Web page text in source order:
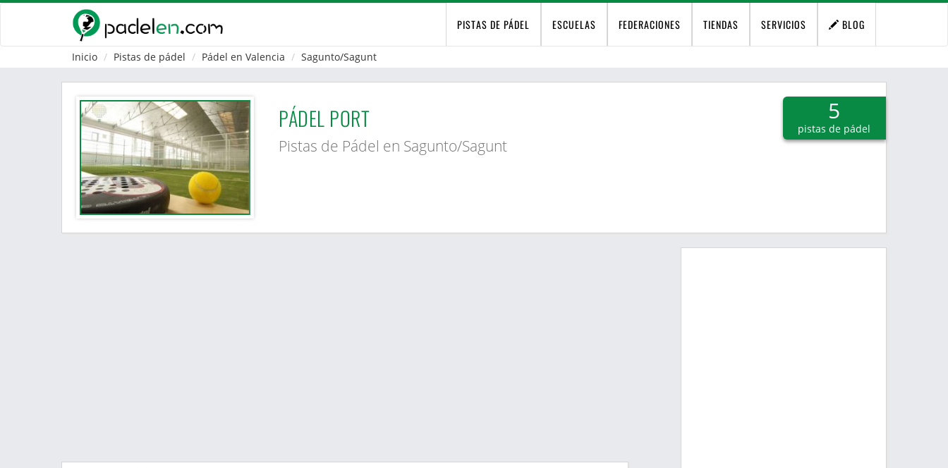
PISTAS DE PÁDEL ESCUELAS FEDERACIONES TIENDAS SERVICIOS BLOG
Inicio Pistas de pádel Pádel en Valencia Sagunto/Sagunt
PÁDEL PORT
Pistas de Pádel en Sagunto/Sagunt
5
pistas de pádel